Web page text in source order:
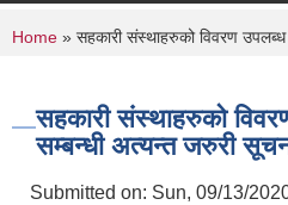
You are here
Home » सहकारी संस्थाहरुको विवरण
सहकारी संस्थाहरुको
सम्बन्धी अत्यन्त जरुरी
Submitted on: Sun, 09/13/